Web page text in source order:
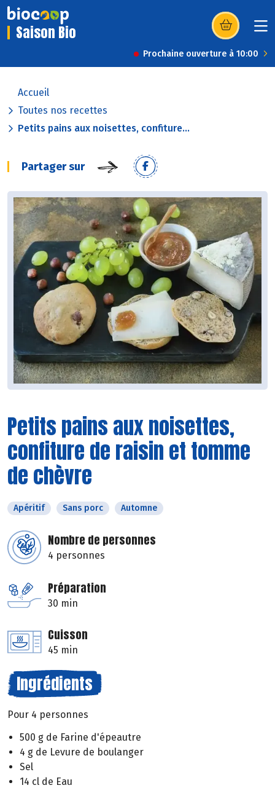
Saison Bio (s’ouvre dans
Prochaine ouverture à 10:00
Accueil
Toutes nos recettes
Petits pains aux noisettes, confiture...
Partager sur
Petits pains aux noisettes,
confiture de raisin et tomme
de chèvre
Apéritif Sans porc Automne
Nombre de personnes
4 personnes
Préparation
30 min
Cuisson
45 min
Ingrédients
Pour 4 personnes
500 g de Farine d'épeautre
4 g de Levure de boulanger
Sel
14 cl de Eau